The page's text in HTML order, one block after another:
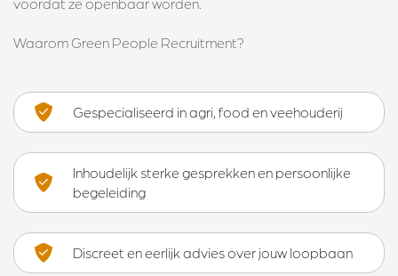
voordat ze openbaar worden.
Waarom Green People Recruitment?
Gespecialiseerd in agri, food en veehouderij
Inhoudelijk sterke gesprekken en persoonlijke
begeleiding
Discreet en eerlijk advies over jouw loopbaan